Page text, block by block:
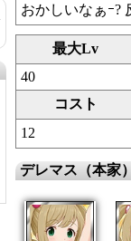
おかしいなぁｰ?
最大Lv
40
コスト
12
デレマス（本家